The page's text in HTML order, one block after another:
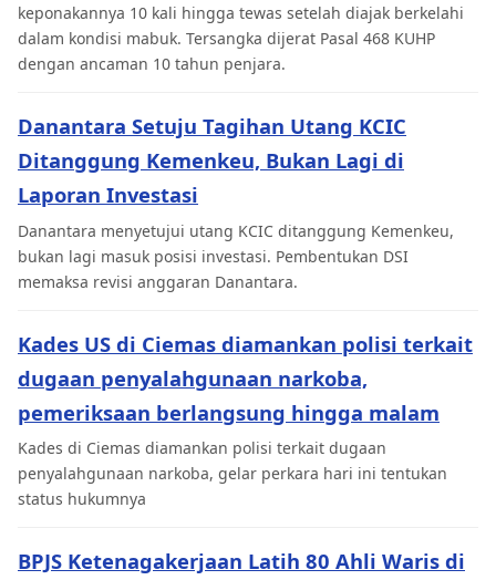
keponakannya 10 kali hingga tewas setelah diajak berkelahi
dalam kondisi mabuk. Tersangka dijerat Pasal 468 KUHP
dengan ancaman 10 tahun penjara.
Danantara Setuju Tagihan Utang KCIC
Ditanggung Kemenkeu, Bukan Lagi di
Laporan Investasi
Danantara menyetujui utang KCIC ditanggung Kemenkeu,
bukan lagi masuk posisi investasi. Pembentukan DSI
memaksa revisi anggaran Danantara.
Kades US di Ciemas diamankan polisi terkait
dugaan penyalahgunaan narkoba,
pemeriksaan berlangsung hingga malam
Kades di Ciemas diamankan polisi terkait dugaan
penyalahgunaan narkoba, gelar perkara hari ini tentukan
status hukumnya
BPJS Ketenagakerjaan Latih 80 Ahli Waris di